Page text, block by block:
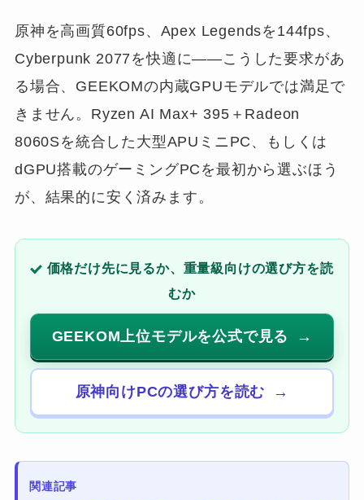
原神を高画質60fps、Apex Legendsを144fps、
Cyberpunk 2077を快適に――こうした要求があ
る場合、GEEKOMの内蔵GPUモデルでは満足で
きません。Ryzen AI Max+ 395＋Radeon
8060Sを統合した大型APUミニPC、もしくは
dGPU搭載のゲーミングPCを最初から選ぶほう
が、結果的に安く済みます。
価格だけ先に見るか、重量級向けの選び方を読
むか
GEEKOM上位モデルを公式で見る
原神向けPCの選び方を読む
関連記事